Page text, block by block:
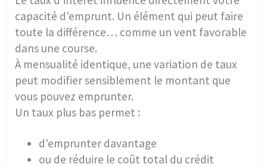
capacité d'emprunt. Un élément qui peut faire
toute la différence… comme un vent favorable
dans une course.
À mensualité identique, une variation de taux
peut modifier sensiblement le montant que
vous pouvez emprunter.
Un taux plus bas permet :
d'emprunter davantage
ou de réduire le coût total du crédit